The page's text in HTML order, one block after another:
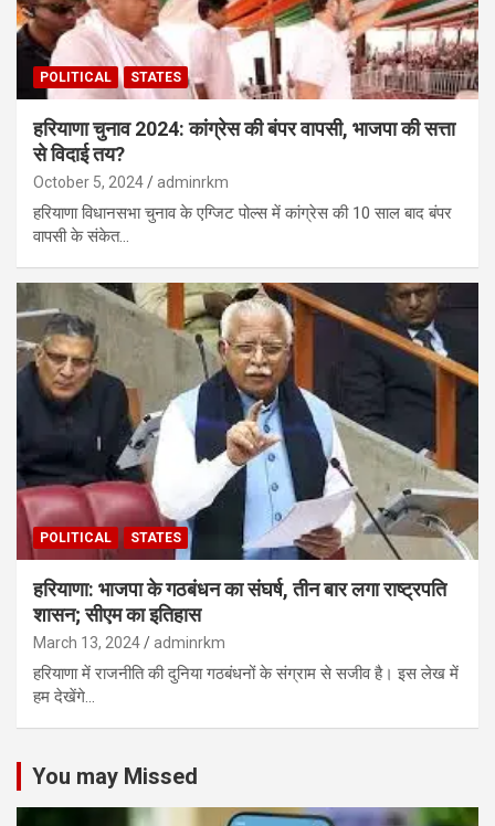
POLITICAL STATES
हरियाणा चुनाव 2024: कांग्रेस की बंपर वापसी, भाजपा की सत्ता
से विदाई तय?
October 5, 2024 adminrkm
हरियाणा विधानसभा चुनाव के एग्जिट पोल्स में कांग्रेस की 10 साल बाद बंपर
वापसी के संकेत…
POLITICAL STATES
हरियाणा: भाजपा के गठबंधन का संघर्ष, तीन बार लगा राष्ट्रपति
शासन; सीएम का इतिहास
March 13, 2024 adminrkm
हरियाणा में राजनीति की दुनिया गठबंधनों के संग्राम से सजीव है। इस लेख में
हम देखेंगे…
You may Missed